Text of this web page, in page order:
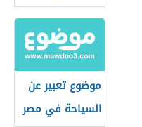
موضوع تعبير عن
السياحة في مصر